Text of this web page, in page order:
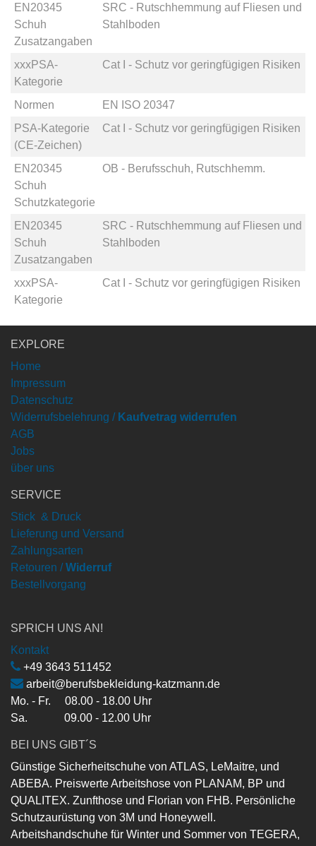
EN20345
Schuh
Zusatzangaben
SRC - Rutschhemmung auf Fliesen und
Stahlboden
xxxPSA-
Kategorie
Cat I - Schutz vor geringfügigen Risiken
Normen
EN ISO 20347
PSA-Kategorie
(CE-Zeichen)
Cat I - Schutz vor geringfügigen Risiken
EN20345
Schuh
Schutzkategorie
OB - Berufsschuh, Rutschhemm.
EN20345
Schuh
Zusatzangaben
SRC - Rutschhemmung auf Fliesen und
Stahlboden
xxxPSA-
Kategorie
Cat I - Schutz vor geringfügigen Risiken
EXPLORE
Home
Impressum
Datenschutz
Widerrufsbelehrung / Kaufvetrag widerrufen
AGB
Jobs
über uns
SERVICE
Stick & Druck
Lieferung und Versand
Zahlungsarten
Retouren / Widerruf
Bestellvorgang
SPRICH UNS AN!
Kontakt
+49 3643 511452
arbeit@berufsbekleidung-katzmann.de
Mo. - Fr. 08.00 - 18.00 Uhr
Sa. 09.00 - 12.00 Uhr
BEI UNS GIBT´S
Günstige Sicherheitschuhe von ATLAS, LeMaitre, und
ABEBA. Preiswerte Arbeitshose von PLANAM, BP und
QUALITEX. Zunfthose und Florian von FHB. Persönliche
Schutzaurüstung von 3M und Honeywell.
Arbeitshandschuhe für Winter und Sommer von TEGERA,